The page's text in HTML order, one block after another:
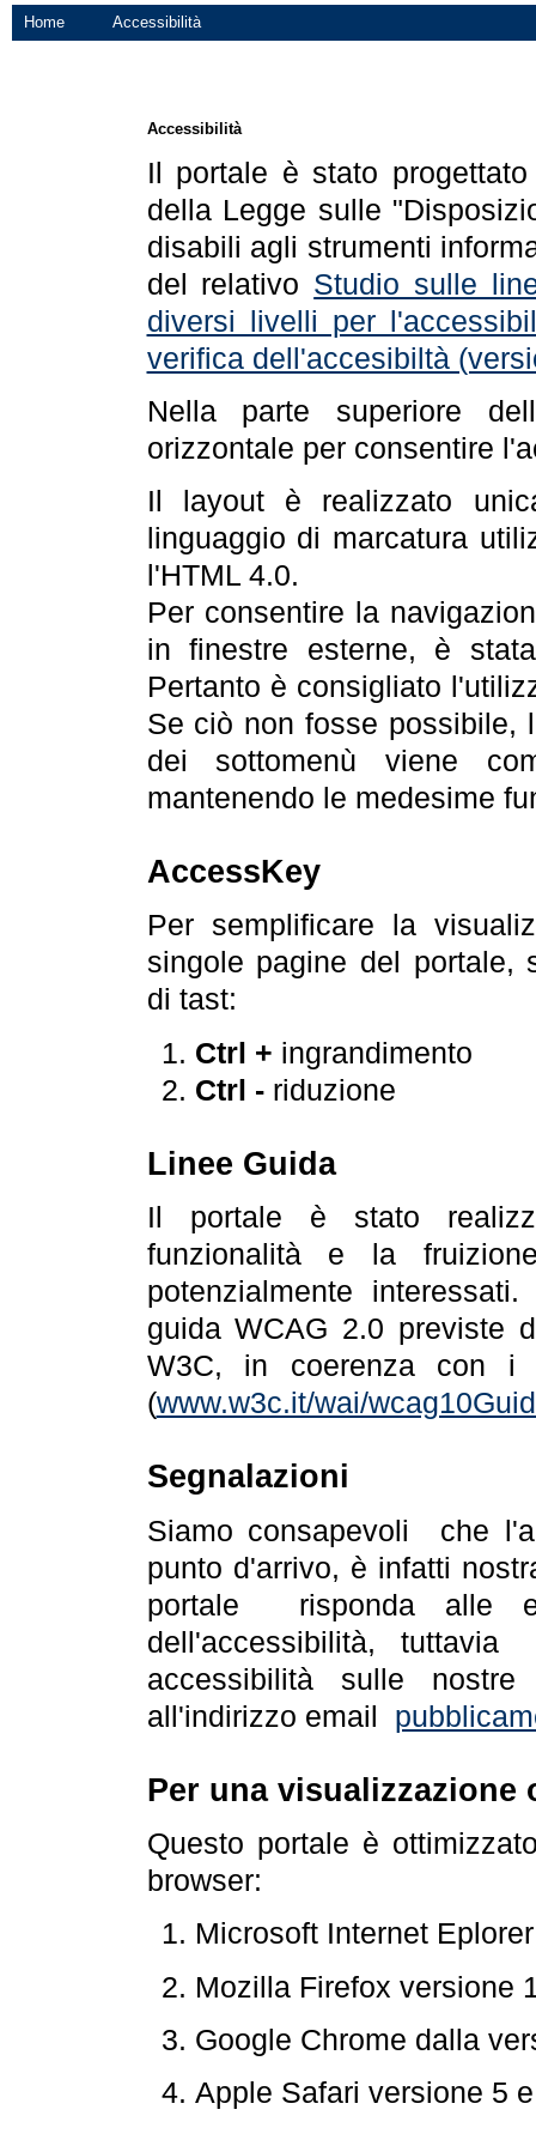
Home Accessibilità
Accessibilità
Il portale è stato
della Legge sulle
disabili agli strumenti
del relativo Studio sulle
diversi livelli per
verifica dell'accesibiltà
Nella parte superiore
orizzontale per consentire
Il layout è realizzato
linguaggio di marcatura
l'HTML 4.0.
Per consentire la
in finestre esterne, è
Pertanto è consigliato
Se ciò non fosse possibile,
dei sottomenù viene
mantenendo le medesime
AccessKey
Per semplificare la
singole pagine del portale,
di tast:
Ctrl + ingrandimento
Ctrl -riduzione
Linee Guida
Il portale è stato
funzionalità e la
potenzialmente
guida WCAG 2.0 previste
W3C, in coerenza con i
(www.w3c.it/wai/
Segnalazioni
Siamo consapevoli che
punto d'arrivo, è infatti
portale risponda alle
dell'accessibilità,
accessibilità sulle
all'indirizzo email
Per una visualizzazione
Questo portale è
browser:
Microsoft Internet
Mozilla Firefox versione
Google Chrome dalla
Apple Safari versione 5